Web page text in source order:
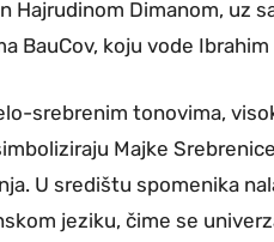
Dimanom, uz
BauCov, koju vode Ibrahim
srebrenim tonovima,
Majke
U središtu spomenika
jeziku, čime se